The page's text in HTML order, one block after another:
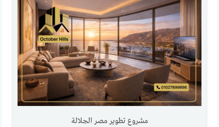
مشروع تطوير مصر الجلالة